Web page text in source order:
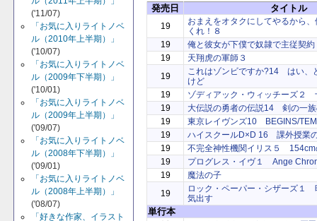
('11/07)
「お気に入りライトノベ
ル（2010年上半期）」
('10/07)
「お気に入りライトノベ
ル（2009年下半期）」
('10/01)
「お気に入りライトノベ
ル（2009年上半期）」
('09/07)
「お気に入りライトノベ
ル（2008年下半期）」
('09/01)
「お気に入りライトノベ
ル（2008年上半期）」
('08/07)
「好きな作家、イラスト
発売日 タイトル
19
おまえをオタクにしてやるから
くれ！８
19
俺と彼女が下僕で奴隷で主従契約
19
天翔虎の軍師３
19
これはゾンビですか?14 はい、
けど
19
ゾディアック・ウィッチーズ２
19
大伝説の勇者の伝説14 剣の一
19
東京レイヴンズ10 BEGINS/
19
ハイスクールD×D 16 課外授業
19
不完全神性機関イリス５ 154cm
19
プログレス・イヴ１ Ange
19
魔法の子
19
ロック・ペーパー・シザーズ１
気出す
単行本